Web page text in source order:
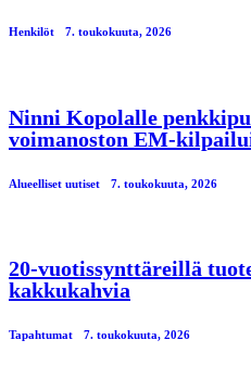
Henkilöt 7. toukokuuta, 2026
Ninni Kopolalle
voimanoston EM-
Alueelliset uutiset 7. toukokuuta, 2026
20-vuotissynttäreillä
kakkukahvia
Tapahtumat 7. toukokuuta, 2026